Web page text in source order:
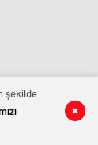
şekilde